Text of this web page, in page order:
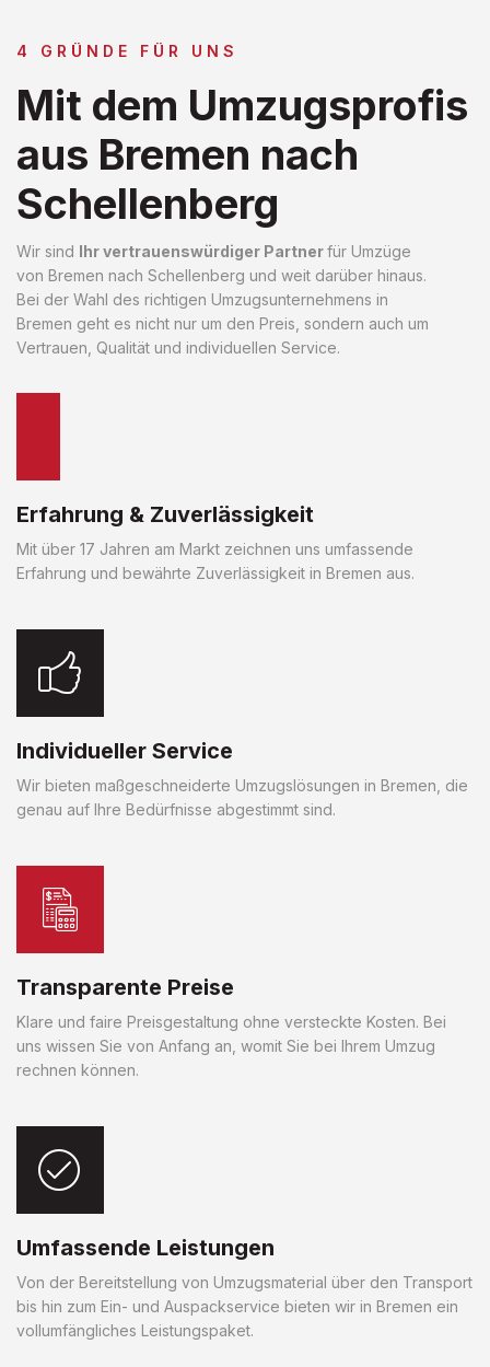
4 GRÜNDE FÜR UNS
Mit dem Umzugsprofis
aus Bremen nach
Schellenberg
Wir sind Ihr vertrauenswürdiger Partnerfür Umzüge
von Bremen nach Schellenberg und weit darüber hinaus.
Bei der Wahl des richtigen Umzugsunternehmens in
Bremen geht es nicht nur um den Preis, sondern auch um
Vertrauen, Qualität und individuellen Service.
Erfahrung & Zuverlässigkeit
Mit über 17 Jahren am Markt zeichnen uns umfassende
Erfahrung und bewährte Zuverlässigkeit in Bremen aus.
Individueller Service
Wir bieten maßgeschneiderte Umzugslösungen in Bremen, die
genau auf Ihre Bedürfnisse abgestimmt sind.
Transparente Preise
Klare und faire Preisgestaltung ohne versteckte Kosten. Bei
uns wissen Sie von Anfang an, womit Sie bei Ihrem Umzug
rechnen können.
Umfassende Leistungen
Von der Bereitstellung von Umzugsmaterial über den Transport
bis hin zum Ein- und Auspackservice bieten wir in Bremen ein
vollumfängliches Leistungspaket.